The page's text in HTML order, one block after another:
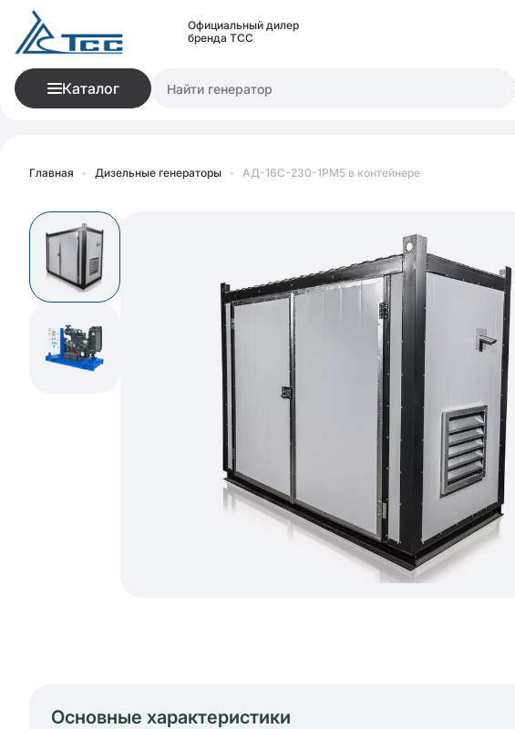
Официальный дилер
бренда ТСС
Каталог
Главная • Дизельные генераторы • АД-16С-230-1РМ5 в контейнере
Основные характеристики